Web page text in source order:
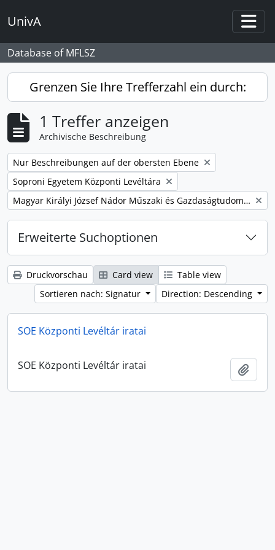
UnivA
Database of MFLSZ
Grenzen Sie Ihre Trefferzahl ein durch:
1 Treffer anzeigen
Archivische Beschreibung
Remove filter:
Nur Beschreibungen auf der obersten Ebene
Remove filter:
Soproni Egyetem Központi Levéltára
Remove filter:
Magyar Királyi József Nádor Műszaki és Gazdaságtudományi Egyetem Bánya-, Kohó- és Erdőmérnöki Kar
Erweiterte Suchoptionen
Druckvorschau Card view
Table view
Sortieren nach: Signatur
Direction: Descending
SOE Központi Levéltár iratai
SOE Központi Levéltár iratai